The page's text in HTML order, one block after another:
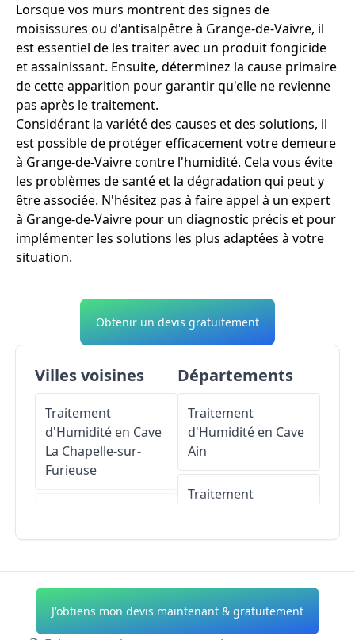
Lorsque vos murs montrent des signes de
moisissures ou d'antisalpêtre à Grange-de-Vaivre, il
est essentiel de les traiter avec un produit fongicide
et assainissant. Ensuite, déterminez la cause primaire
de cette apparition pour garantir qu'elle ne revienne
pas après le traitement.
Considérant la variété des causes et des solutions, il
est possible de protéger efficacement votre demeure
à Grange-de-Vaivre contre l'humidité. Cela vous évite
les problèmes de santé et la dégradation qui peut y
être associée. N'hésitez pas à faire appel à un expert
à Grange-de-Vaivre pour un diagnostic précis et pour
implémenter les solutions les plus adaptées à votre
situation.
Obtenir un devis gratuitement
Villes voisines
Traitement
d'Humidité en Cave
La Chapelle-sur-
Furieuse
d'Humidité en Cave
Port-Lesney
Départements
Traitement
d'Humidité en Cave
Ain
Traitement
Traitement
Allier
J'obtiens mon devis maintenant & gratuitement